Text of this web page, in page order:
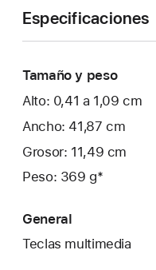
Especificaciones
Tamaño y peso
Alto: 0,41 a 1,09 cm
Ancho: 41,87 cm
Grosor: 11,49 cm
Peso: 369 g*
General
Teclas multimedia